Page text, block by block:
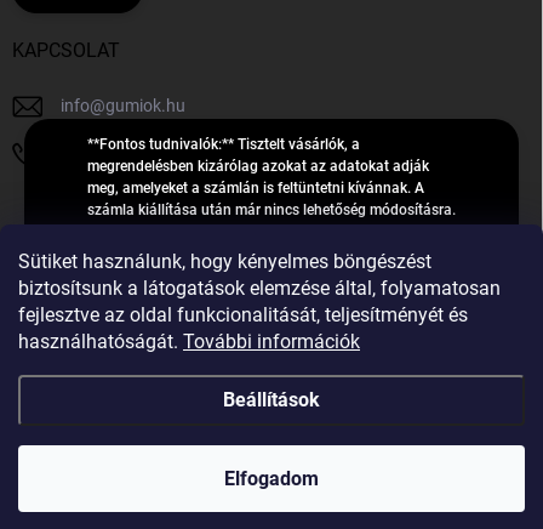
Sütiket használunk, hogy kényelmes böngészést
biztosítsunk a látogatások elemzése által, folyamatosan
fejlesztve az oldal funkcionalitását, teljesítményét és
használhatóságát. További információk
Beállítások
Elfogadom
**Fontos tudnivalók:** Tisztelt vásárlók, a
megrendelésben kizárólag azokat az adatokat adják
meg, amelyeket a számlán is feltüntetni kívánnak. A
számla kiállítása után már nincs lehetőség módosításra.
feldolgozása” státusz alatt van lehetőség! Csak új,
**2023-ban, 2024-ben vagy 2025-ben** gyártott
gumiabroncsokat árusítunk – a gumik **pontos DOT-
számáról nem adunk felvilágosítást**! Köszönjük. A
feldolgozás alatt álló nagyszámú megrendelésre
vagy feldolgozásáról való tájékoztatásra. Csak
válaszolunk a **[gumisuperke@gmail.com]
(mailto:gumisuperke@gmail.com)** címre küldött e-mail
KAPCSOLAT
info@gumiok.hu
+36705429902
R
U
K
E
R
Árukereső.hu
gumiok
GumiOK.hu webáruház